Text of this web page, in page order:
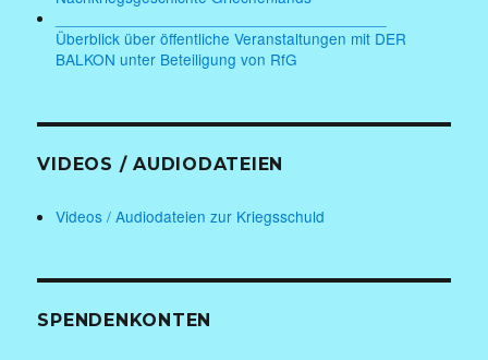
Überblick über öffentliche Veranstaltungen mit DER
BALKON unter Beteiligung von RfG
VIDEOS / AUDIODATEIEN
Videos / Audiodateien zur Kriegsschuld
SPENDENKONTEN